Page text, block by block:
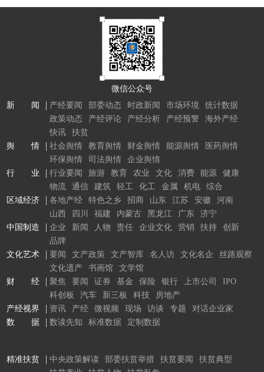
微信公众号
新 闻
产经要闻 部委动态 时政新闻 市场环境
统计数据
政策动态
产经评论 产经分析 产经预警
海外产经
快讯
扶贫
舆 情
社会舆情 教育舆情 财金舆情 能源舆情
医药舆情
环保舆情
司法舆情
企业舆情
行 业
行业要闻 旅游 教育 农业 文化 消费 能源
健康
物流
通信 建筑 轻工 化工 金属 机电
综合
区域经济
各地产经 特色之乡 招商 山东 江苏 安徽
河南
山西
四川 福建 内蒙古 黑龙江 广东
济宁
中国制造
企业 新闻 人物 责任 企业文化 营销 扶持
创新
品牌
文化艺术
要闻 文产政策 文产智库 名人访 文化名企
丝路观察
文化遗产
书画馆
文学馆
财 经
聚焦 要闻 证券 基金 保险 银行 上市公司
IPO
科创板
汽车 新三板 科技
房地产
产经视界
资讯 产经 微视频 现场 访谈 专题
对话企业家
数 据
数读先知 标准数据 定制数据
精准扶贫 中央政策解读 部委扶贫举措 扶贫要闻
扶贫典型